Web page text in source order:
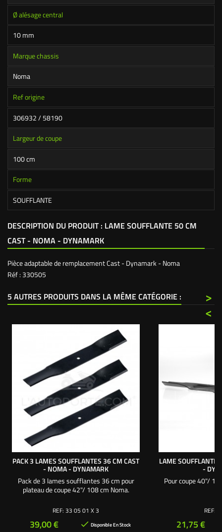
Ø alésage central
10 mm
Marque chassis
Noma
Ref origine
306932 / 58190
Largeur de coupe
100 cm
Forme
SOUFFLANTE
DESCRIPTION DU PRODUIT : LAME SOUFFLANTE 50 CM
CAST - NOMA - DYNAMARK
Pièce adaptable de remplacement Cast - Dynamark - Noma
Réf : 330505
5 AUTRES PRODUITS DANS LA MÊME CATÉGORIE :
>
<
PACK 3 LAMES SOUFFLANTES 36 CM CAST
- NOMA - DYNAMARK
Pack de 3 lames soufflantes 36 cm pour
plateau de coupe 42"/ 108 cm Noma.
REF: 33 05 01 X 3
Prix
39,00 €  Disponible En Stock
LAME SOUFFLANTE
-
Pour coupe 40"/
REF:
Prix
21,75 €